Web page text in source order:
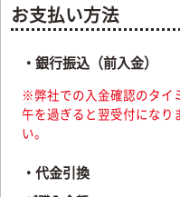
お支払い方法
・銀行振込（前入金）
※弊社での入金確認のタイ
午を過ぎると翌受付になり
い。
・代金引換